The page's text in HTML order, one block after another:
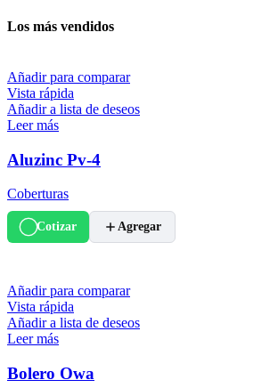
Los más vendidos
Añadir para comparar
Vista rápida
Añadir a lista de deseos
Leer más
Aluzinc Pv-4
Coberturas
Cotizar Agregar
Añadir para comparar
Vista rápida
Añadir a lista de deseos
Leer más
Bolero Owa